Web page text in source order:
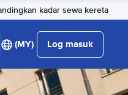
kadar sewa kereta
(MY) Log masuk